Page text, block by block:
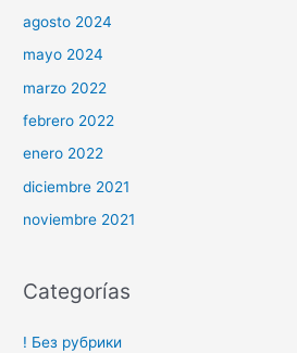
agosto 2024
mayo 2024
marzo 2022
febrero 2022
enero 2022
diciembre 2021
noviembre 2021
Categorías
! Без рубрики